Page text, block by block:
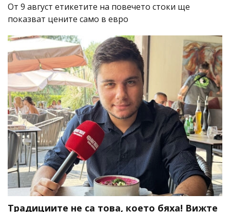
От 9 август етикетите на повечето стоки ще
показват цените само в евро
Традициите не са това, което бяха! Вижте